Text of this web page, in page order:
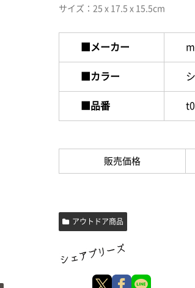
サイズ：25 x 17.5 x 15.5cm
■メーカー
■カラー
■品番
販売価格
アウトドア商品